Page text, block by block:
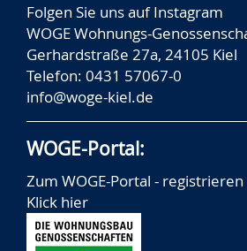
Folgen Sie uns aufInstagram
WOGE Wohnungs-
Gerhardstraße 27a, 24105 Kiel
Telefon: 0431 57067-0
info@woge-kiel.de
WOGE-Portal:
Zum WOGE-Portal -
Klick hier